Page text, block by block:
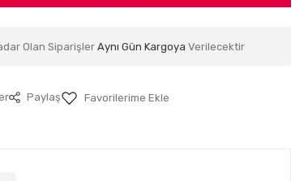
Olan SiparişlerAynı Gün Kargoya Verilecektir
Paylaş